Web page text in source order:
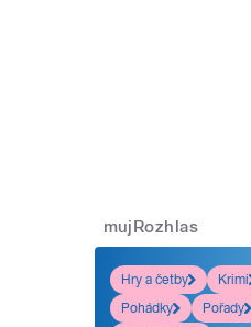
mujRozhlas
Hry a četby
Krimi
Pohádky
Pořady